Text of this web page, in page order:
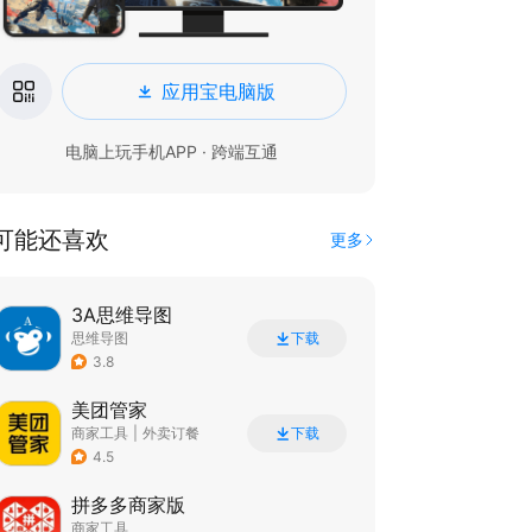
应用宝电脑版
电脑上玩手机APP · 跨端互通
能还喜欢 更多
3A思维导图
思维导图
3.8
下载
美团管家
商家工具
外卖订餐
4.5
下载
拼多多商家版
商家工具